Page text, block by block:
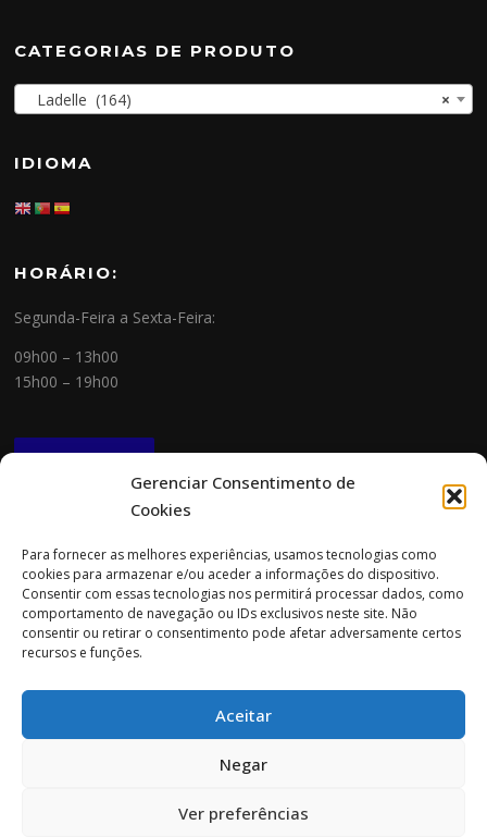
Gerenciar Consentimento de
Cookies
Para fornecer as melhores experiências, usamos tecnologias como
cookies para armazenar e/ou aceder a informações do dispositivo.
Consentir com essas tecnologias nos permitirá processar dados, como
comportamento de navegação ou IDs exclusivos neste site. Não
consentir ou retirar o consentimento pode afetar adversamente certos
recursos e funções.
Aceitar
Negar
Ver preferências
CATEGORIAS DE PRODUTO
×
Ladelle (164)
IDIOMA
HORÁRIO:
Segunda-Feira a Sexta-Feira:
09h00 – 13h00
15h00 – 19h00
NEWSLETTER
Morada:
Rua Cidade do Porto 151
4705-085 Braga
Tlm: 919 782 600 (chamada para a rede móvel nacional)